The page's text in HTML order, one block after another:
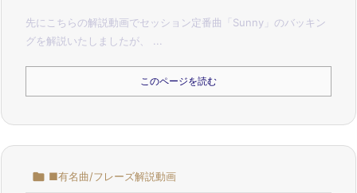
先にこちらの解説動画でセッション定番曲「Sunny」のバッキン
グを解説いたしましたが、 ...
このページを読む
 ■有名曲/フレーズ解説動画